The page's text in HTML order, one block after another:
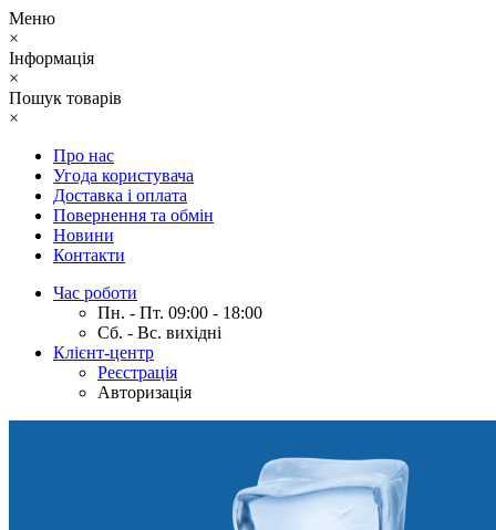
Меню
×
Інформація
×
Пошук товарів
×
Про нас
Угода користувача
Доставка і оплата
Повернення та обмін
Новини
Контакти
Час роботи
Пн. - Пт. 09:00 - 18:00
Сб. - Вс. вихідні
Клієнт-центр
Реєстрація
Авторизація